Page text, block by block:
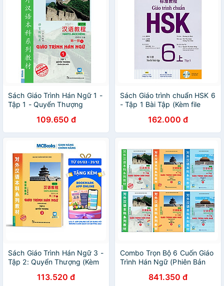
Sách Giáo Trình Hán Ngữ 1 -
Tập 1 - Quyển Thượng
109.650 đ
Sách Giáo trình chuẩn HSK 6
- Tập 1 Bài Tập (Kèm file
162.000 đ
Sách Giáo Trình Hán Ngữ 3 -
Tập 2: Quyển Thượng (Kèm
113.520 đ
Combo Trọn Bộ 6 Cuốn Giáo
Trình Hán Ngữ (Phiên Bản
841.350 đ